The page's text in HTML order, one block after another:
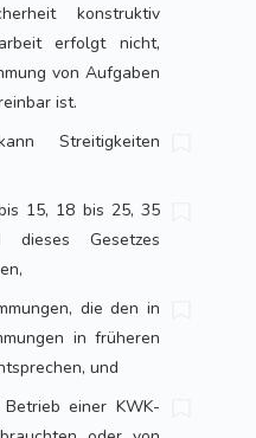
konstruktiv
erfolgt nicht,
von Aufgaben
ist.
Streitigkeiten
15, 18 bis 25, 35
Gesetzes
die den in
in früheren
und
einer KWK-